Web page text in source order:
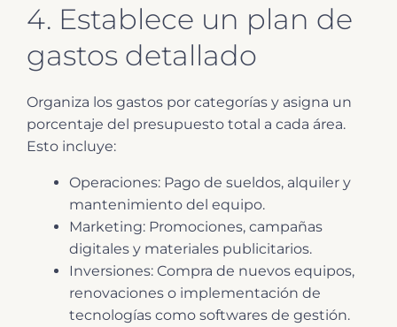
4. Establece un plan de
gastos detallado
Organiza los gastos por categorías y asigna un
porcentaje del presupuesto total a cada área.
Esto incluye:
Operaciones: Pago de sueldos, alquiler y
mantenimiento del equipo.
Marketing: Promociones, campañas
digitales y materiales publicitarios.
Inversiones: Compra de nuevos equipos,
renovaciones o implementación de
tecnologías como softwares de gestión.